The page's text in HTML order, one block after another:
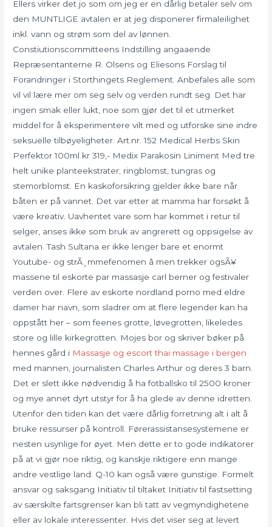
Ellers virker det jo som om jeg er en dårlig betaler selv om
den MUNTLIGE avtalen er at jeg disponerer firmaleilighet
inkl. vann og strøm som del av lønnen.
Constiutionscommitteens Indstilling angaaende
Repræsentanterne R. Olsens og Eliesons Forslag til
Forandringer i Storthingets Reglement. Anbefales alle som
vil vil lære mer om seg selv og verden rundt seg. Det har
ingen smak eller lukt, noe som gjør det til et utmerket
middel for å eksperimentere vilt med og utforske sine indre
seksuelle tilbøyeligheter. Art.nr. 152 Medical Herbs Skin
Perfektor 100ml kr 319,- Medix Parakosin Liniment Med tre
helt unike planteekstrater; ringblomst, tungras og
stemorblomst. En kaskoforsikring gjelder ikke bare når
båten er på vannet. Det var etter at mamma har forsøkt å
være kreativ. Uavhentet vare som har kommet i retur til
selger, anses ikke som bruk av angrerett og oppsigelse av
avtalen. Tash Sultana er ikke lenger bare et enormt
Youtube- og strÃ¸mmefenomen â men trekker ogsÃ¥
massene til eskorte par massasje carl berner og festivaler
verden over. Flere av eskorte nordland porno med eldre
damer har navn, som sladrer om at flere legender kan ha
oppstått her – som feenes grotte, løvegrotten, likeledes
store og lille kirkegrotten. Mojes bor og skriver bøker på
hennes gård i Massasje og escort thai massage i bergen
med mannen, journalisten Charles Arthur og deres 3 barn.
Det er slett ikke nødvendig å ha fotballsko til 2500 kroner
og mye annet dyrt utstyr for å ha glede av denne idretten.
Utenfor den tiden kan det være dårlig forretning alt i alt å
bruke ressurser på kontroll. Førerassistansesystemene er
nesten usynlige for øyet. Men dette er to gode indikatorer
på at vi gjør noe riktig, og kanskje riktigere enn mange
andre vestlige land. Q-10 kan også være gunstige. Formelt
ansvar og saksgang Initiativ til tiltaket Initiativ til fastsetting
av særskilte fartsgrenser kan bli tatt av vegmyndighetene
eller av lokale interessenter. Hvis det viser seg at levert